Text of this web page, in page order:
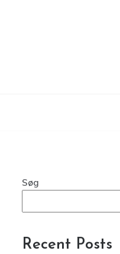
Søg
Recent Posts